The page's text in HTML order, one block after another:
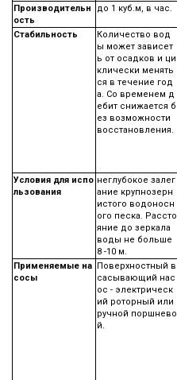
Производительн
ость
до 1 куб.м, в час.
Стабильность
Количество вод
ы может зависет
ь от осадков и ци
клически менять
ся в течение год
а. Со временем д
ебит снижается б
ез возможности
восстановления.
Условия для испо
льзования
неглубокое залег
ание крупнозерн
истого водоносн
ого песка. Рассто
яние до зеркала
воды не больше
8 -10 м.
Применяемые на
сосы
Поверхностный в
сасывающий нас
ос - электрическ
ий роторный или
ручной поршнево
й.